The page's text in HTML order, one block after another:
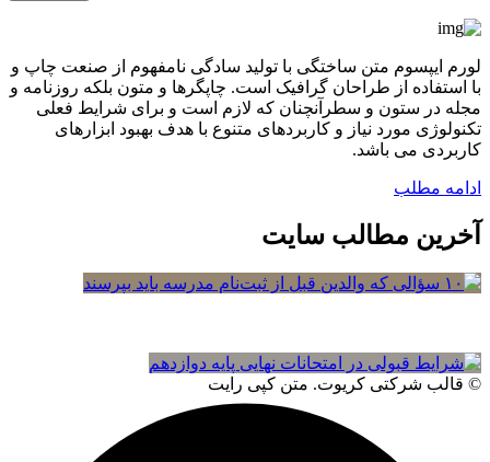
لورم ایپسوم متن ساختگی با تولید سادگی نامفهوم از صنعت چاپ و
با استفاده از طراحان گرافیک است. چاپگرها و متون بلکه روزنامه و
مجله در ستون و سطرآنچنان که لازم است و برای شرایط فعلی
تکنولوژی مورد نیاز و کاربردهای متنوع با هدف بهبود ابزارهای
کاربردی می باشد.
ادامه مطلب
آخرین مطالب سایت
© قالب شرکتی کریوت. متن کپی رایت